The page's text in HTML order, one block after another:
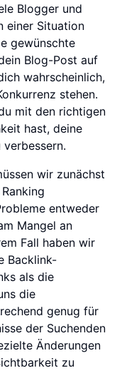
Blogger und
einer Situation
gewünschte
Blog-Post auf
wahrscheinlich,
stehen.
mit den richtigen
hast, deine
verbessern.
wir zunächst
entweder
Mangel an
Fall haben wir
Backlink-
als die
die
genug für
der Suchenden
Änderungen
zu